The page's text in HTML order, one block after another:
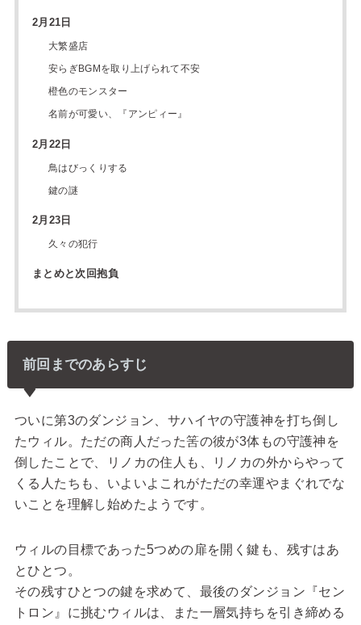
2月21日
大繁盛店
安らぎBGMを取り上げられて不安
橙色のモンスター
名前が可愛い、『アンピィー』
2月22日
鳥はびっくりする
鍵の謎
2月23日
久々の犯行
まとめと次回抱負
前回までのあらすじ
ついに第3のダンジョン、サハイヤの守護神を打ち倒し
たウィル。ただの商人だった筈の彼が3体もの守護神を
倒したことで、リノカの住人も、リノカの外からやって
くる人たちも、いよいよこれがただの幸運やまぐれでな
いことを理解し始めたようです。
ウィルの目標であった5つめの扉を開く鍵も、残すはあ
とひとつ。
その残すひとつの鍵を求めて、最後のダンジョン『セン
トロン』に挑むウィルは、また一層気持ちを引き締める